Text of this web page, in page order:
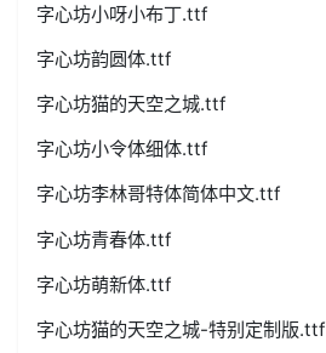
字心坊小呀小布丁.ttf
字心坊韵圆体.ttf
字心坊猫的天空之城.ttf
字心坊小令体细体.ttf
字心坊李林哥特体简体中文.ttf
字心坊青春体.ttf
字心坊萌新体.ttf
字心坊猫的天空之城-特别定制版.ttf